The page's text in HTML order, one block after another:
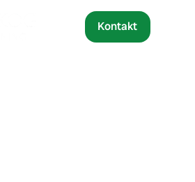
Kontakt